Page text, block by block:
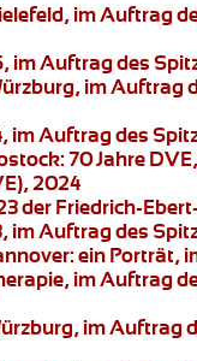
, im Auftrag
, im Auftrag des
, im Auftrag
, im Auftrag des
70 Jahre
2024
der Friedrich-
, im Auftrag des
ein Porträt,
, im Auftrag
, im Auftrag